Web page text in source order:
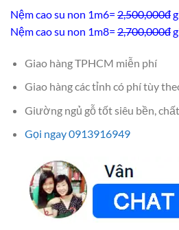
Nệm cao su non 1m6= 2,500,000đ
Nệm cao su non 1m8= 2,700,000đ
Giao hàng TPHCM miễn phí
Giao hàng các tỉnh có phí tùy
Giường ngủ gỗ tốt siêu bền,
Gọi ngay 0913916949